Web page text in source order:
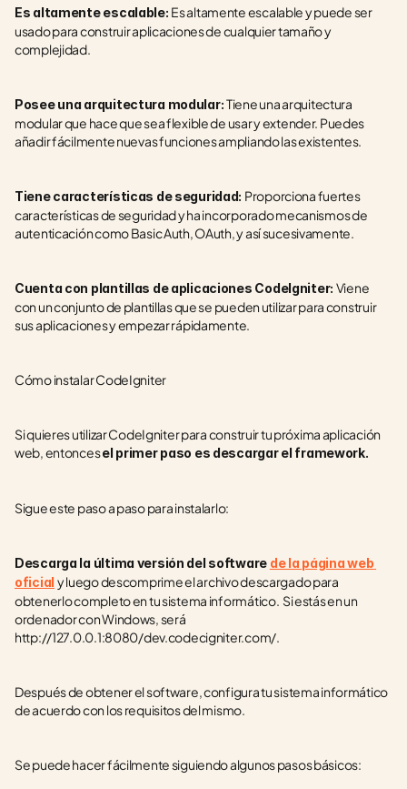
Es altamente escalable: Es altamente escalable y puede ser
usado para construir aplicaciones de cualquier tamaño y
complejidad.
Posee una arquitectura modular: Tiene una arquitectura
modular que hace que sea flexible de usar y extender. Puedes
añadir fácilmente nuevas funciones ampliando las existentes.
Tiene características de seguridad: Proporciona fuertes
características de seguridad y ha incorporado mecanismos de
autenticación como Basic Auth, OAuth, y así sucesivamente.
Cuenta con plantillas de aplicaciones CodeIgniter: Viene
con un conjunto de plantillas que se pueden utilizar para construir
sus aplicaciones y empezar rápidamente.
Cómo instalar CodeIgniter
Si quieres utilizar CodeIgniter para construir tu próxima aplicación
web, entonces el primer paso es descargar el framework.
Sigue este paso a paso para instalarlo:
Descarga la última versión del software de la página web
oficial y luego descomprime el archivo descargado para
obtenerlo completo en tu sistema informático.  Si estás en un
ordenador con Windows, será
http://127.0.0.1:8080/dev.codecigniter.com/.
Después de obtener el software, configura tu sistema informático
de acuerdo con los requisitos del mismo.
Se puede hacer fácilmente siguiendo algunos pasos básicos: